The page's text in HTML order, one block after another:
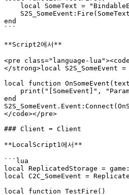
end
```
**Script2에서**
<pre class="language-
</strong>local S2S_SomeEvent
local function
end
</code></pre>
### Client ➡ Client
**LocalScript1에서**
```lua
local ReplicatedStorage =
local C2C_SomeEvent =
local function TestFire()